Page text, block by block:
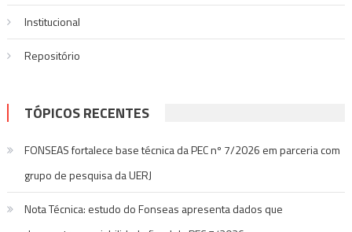
Institucional
Repositório
TÓPICOS RECENTES
FONSEAS fortalece base técnica da PEC nº 7/2026 em parceria com
grupo de pesquisa da UERJ
Nota Técnica: estudo do Fonseas apresenta dados que